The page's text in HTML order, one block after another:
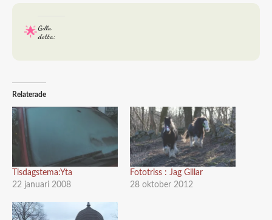
Gilla
detta:
Relaterade
Tisdagstema:Yta
22 januari 2008
Fototriss : Jag Gillar
28 oktober 2012